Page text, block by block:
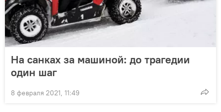
На санках за машиной: до трагедии
один шаг
8 февраля 2021, 11:49